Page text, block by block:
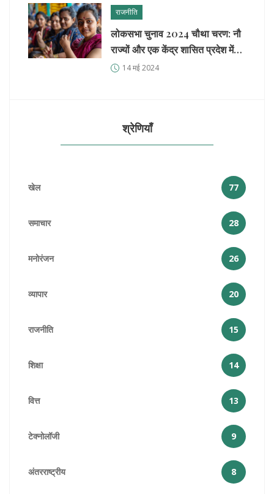
राजनीति
लोकसभा चुनाव 2024 चौथा चरण: नौ
राज्यों और एक केंद्र शासित प्रदेश में
मतदान प्रतिशत अपडेट
14 मई 2024
श्रेणियाँ
खेल 77
समाचार 28
मनोरंजन 26
व्यापार 20
राजनीति 15
शिक्षा 14
वित्त 13
टेक्नोलॉजी 9
अंतरराष्ट्रीय 8